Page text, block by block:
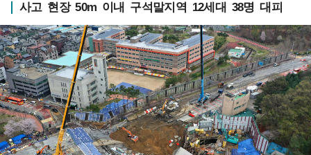
사고 현장 50m 이내 구석말지역 12세대 38명 대피